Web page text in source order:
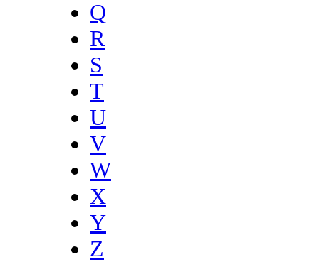
Q
R
S
T
U
V
W
X
Y
Z